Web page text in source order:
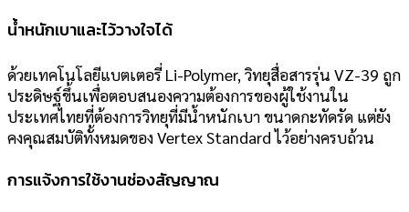
น้ำหนักเบาและไว้วางใจได้
ด้วยเทคโนโลยีแบตเตอรี่ Li-Polymer, วิทยุสื่อสารรุ่น VZ-39 ถูก
ประดิษฐ์ขึ้นเพื่อตอบสนองความต้องการของผู้ใช้งานใน
ประเทศไทยที่ต้องการวิทยุที่มีน้ำหนักเบา ขนาดกะทัดรัด แต่ยัง
คงคุณสมบัติทั้งหมดของ Vertex Standard ไว้อย่างครบถ้วน
การแจ้งการใช้งานช่องสัญญาณ